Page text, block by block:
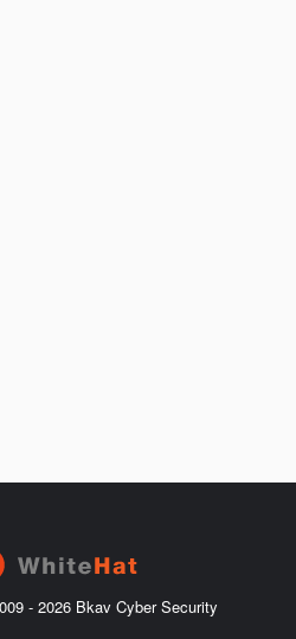
- 2026 Bkav Cyber Security